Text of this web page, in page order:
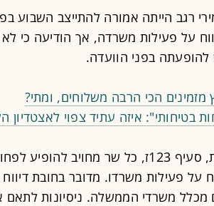
רגב הייתה אמורה להתייצב השבוע
על פעילות משרדה, אך הודיעה כי לא
בפני הוועדה.
מזמינים הכי הרבה משלוחים, ומתי?
בטיחותי": איזה עתיד צפוי לאצטדיון
לפי תקנון הכנסת, סעיף 123ז, כל שר
על פעילות משרדו. מדובר בחובת
מכלל משרדי הממשלה. ניסיונות